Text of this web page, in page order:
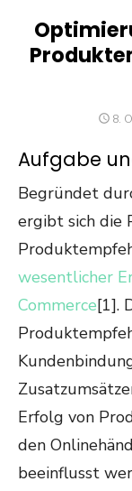
8.
Aufgabe
Begründet
ergibt sich die
wesentlicher
Commerce[1].
Erfolg von
den
beeinflusst